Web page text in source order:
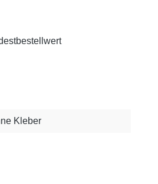
Kleber